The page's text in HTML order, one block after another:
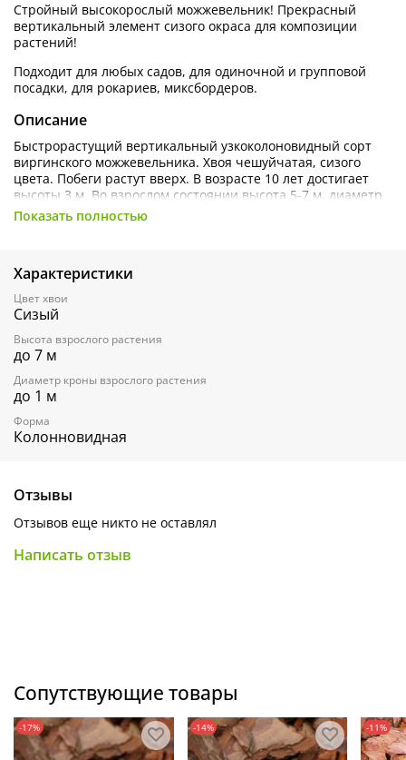
Стройный высокорослый можжевельник! Прекрасный
вертикальный элемент сизого окраса для композиции
растений!
Подходит для любых садов, для одиночной и групповой
посадки, для рокариев, миксбордеров.
Описание
Быстрорастущий вертикальный узкоколоновидный сорт
виргинского можжевельника. Хвоя чешуйчатая, сизого
цвета. Побеги растут вверх. В возрасте 10 лет достигает
высоты 3 м. Во взрослом состоянии высота 5-7 м, диаметр
1 м.
кислых до щелочных. Засухоустойчив и морозоустойчив.
глубокая, не выносит тяжелых почв. Ветроустойчив.
Показать полностью
Характеристики
Цвет хвои
Сизый
Высота взрослого растения
до 7 м
Диаметр кроны взрослого растения
до 1 м
Форма
Колонновидная
Отзывы
Отзывов еще никто не оставлял
Написать отзыв
Сопутствующие товары
-17% -14% -11%